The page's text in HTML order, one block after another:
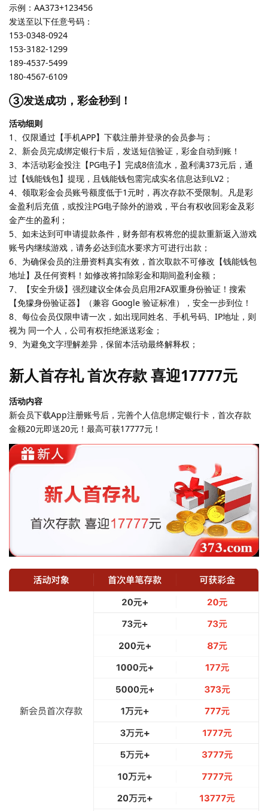
示例：AA373+123456
发送至以下任意号码：
153-0348-0924
153-3182-1299
189-4537-5499
180-4567-6109
③发送成功，彩金秒到！
活动细则
1、仅限通过【手机APP】下载注册并登录的会员参与；
2、新会员完成绑定银行卡后，发送短信验证，彩金自动到账！
3、本活动彩金投注【PG电子】完成8倍流水，盈利满373元后，通
过【钱能钱包】提现，且钱能钱包需完成实名信息达到LV2；
4、领取彩金会员账号额度低于1元时，再次存款不受限制。凡是彩
金盈利后充值，或投注PG电子除外的游戏，平台有权收回彩金及彩
金产生的盈利；
5、如未达到可申请提款条件，财务部有权将您的提款重新返入游戏
账号内继续游戏，请务必达到流水要求方可进行出款；
6、为确保会员的注册资料真实有效，首次取款不可修改【钱能钱包
地址】及任何资料！如修改将扣除彩金和期间盈利金额；
7、【安全升级】强烈建议全体会员启用2FA双重身份验证！搜索
【免獴身份验证器】（兼容 Google 验证标准），安全一步到位！
8、每位会员仅限申请一次，如出现同姓名、手机号码、IP地址，则
视为 同一个人，公司有权拒绝派送彩金；
9、为避免文字理解差异，保留本活动最终解释权；
新人首存礼 首次存款 喜迎17777元
活动内容
新会员下载App注册账号后，完善个人信息绑定银行卡，首次存款
金额20元即送20元！最高可获17777元！